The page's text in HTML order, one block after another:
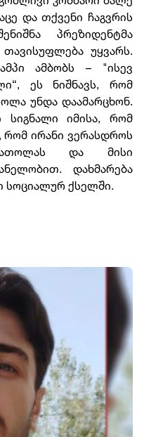
და თქვენი ჩაგვრის
პრეზიდენტმა
უყვარს.
ამბობს – "ისევ
ეს ნიშნავს, რომ
უნდა დაამარცხონ.
იმისა, რომ
რომ ირანი ვერასდროს
და მისი
დახმარება
სოციალურ ქსელში.